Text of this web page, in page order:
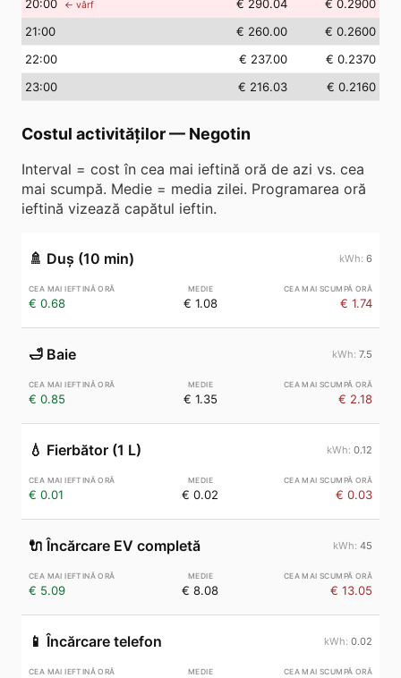
20:00 ← vârf € 290.04
€ 0.2900
21:00 € 260.00
€ 0.2600
22:00 € 237.00
€ 0.2370
23:00 € 216.03 € 0.2160
Costul activităților— Negotin
Interval = cost în cea mai ieftină oră de azi vs. cea
mai scumpă. Medie = media zilei. Programarea oră
ieftină vizează capătul ieftin.
🚿 Duș (10 min) 6
€ 0.68 € 1.08 € 1.74
🛁 Baie 7.5
€ 0.85 € 1.35 € 2.18
💧 Fierbător (1 L) 0.12
€ 0.01 € 0.02 € 0.03
🔌 Încărcare EV completă 45
€ 5.09 € 8.08 € 13.05
📱 Încărcare telefon 0.02